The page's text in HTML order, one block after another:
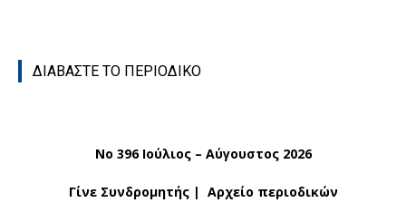
ΔΙΑΒΑΣΤΕ ΤΟ ΠΕΡΙΟΔΙΚΟ
No 396 Ιούλιος – Αύγουστος 2026
Γίνε Συνδρομητής| Αρχείο περιοδικών